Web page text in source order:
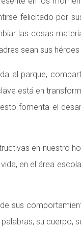
felicitado por
las cosas
sean sus
al parque,
está en
fomenta el
en nuestro
en el área
sus
su cuerpo,